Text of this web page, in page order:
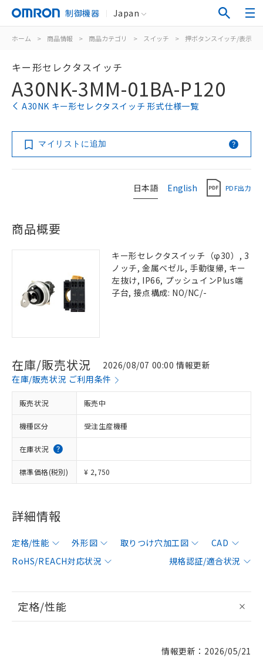
制御機器 Japan
ホーム > 商品情報 > 商品カテゴリ > スイッチ > 押ボタンスイッチ/表示灯
キー形セレクタスイッチ
A30NK-3MM-01BA-P120
A30NK キー形セレクタスイッチ 形式仕様一覧
マイリストに追加
日本語 English PDF出力
商品概要
キー形セレクタスイッチ（φ30）, 3
ノッチ, 金属ベゼル, 手動復帰, キー
左抜け, IP66, プッシュインPlus端
子台, 接点構成: NO/NC/-
在庫/販売状況
2026/08/07 00:00 情報更新
在庫/販売状況 ご利用条件
販売状況 販売中
機種区分 受注生産機種
在庫状況
標準価格(税別) ¥ 2,750
詳細情報
定格/性能 外形図 取りつけ穴加工図
CAD
RoHS/REACH対応状況
規格認証/適合状況
定格/性能
情報更新：2026/05/21